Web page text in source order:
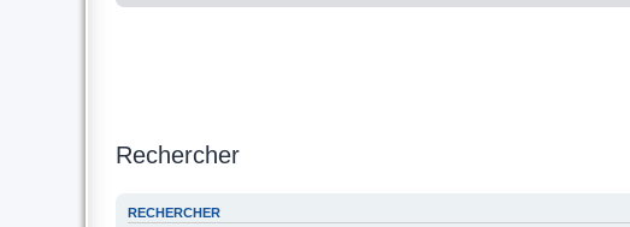
Rechercher
RECHERCHER